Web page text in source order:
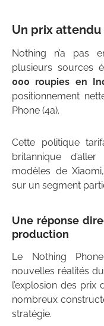
Un prix attendu
Nothing n’a pas
plusieurs sources
000 roupies en
positionnement
Phone (4a).
Cette politique
britannique
modèles de
sur un segment
Une réponse
production
Le Nothing
nouvelles réalités
l’explosion des
nombreux
stratégie.